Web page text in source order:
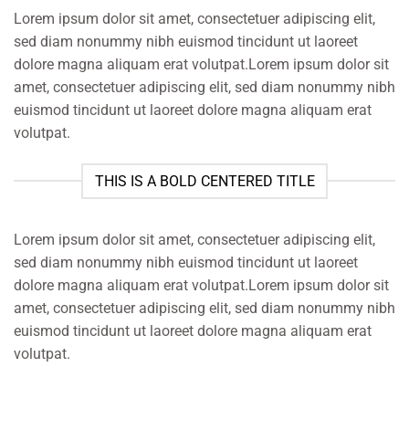
Lorem ipsum dolor sit amet, consectetuer adipiscing elit,
sed diam nonummy nibh euismod tincidunt ut laoreet
dolore magna aliquam erat volutpat.Lorem ipsum dolor sit
amet, consectetuer adipiscing elit, sed diam nonummy nibh
euismod tincidunt ut laoreet dolore magna aliquam erat
volutpat.
THIS IS A BOLD CENTERED TITLE
Lorem ipsum dolor sit amet, consectetuer adipiscing elit,
sed diam nonummy nibh euismod tincidunt ut laoreet
dolore magna aliquam erat volutpat.Lorem ipsum dolor sit
amet, consectetuer adipiscing elit, sed diam nonummy nibh
euismod tincidunt ut laoreet dolore magna aliquam erat
volutpat.